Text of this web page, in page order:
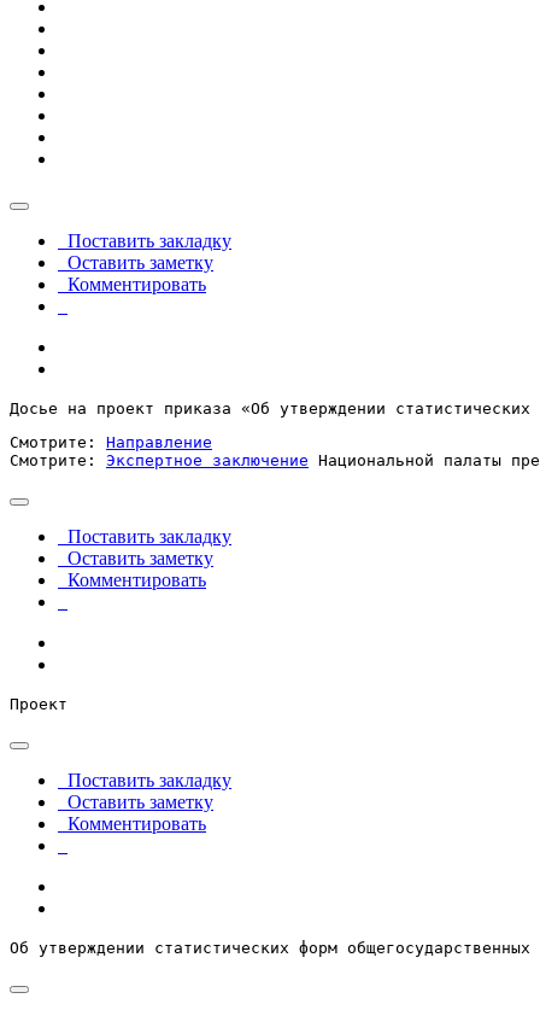
Поставить закладку
Оставить заметку
Комментировать
Досье на проект приказа «Об утверждении
Смотрите: Направление
Смотрите: Экспертное заключение Национальной палаты
Поставить закладку
Оставить заметку
Комментировать
Проект
Поставить закладку
Оставить заметку
Комментировать
Об утверждении статистических форм